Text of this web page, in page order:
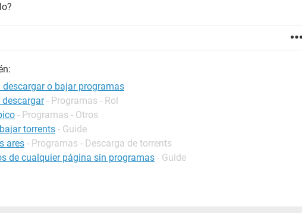
descargar o bajar programas
descargar - Programas - Rol
- Programas - Otros
torrents - Guide
ares - Programas - Descarga de torrents
de cualquier página sin programas - Guide